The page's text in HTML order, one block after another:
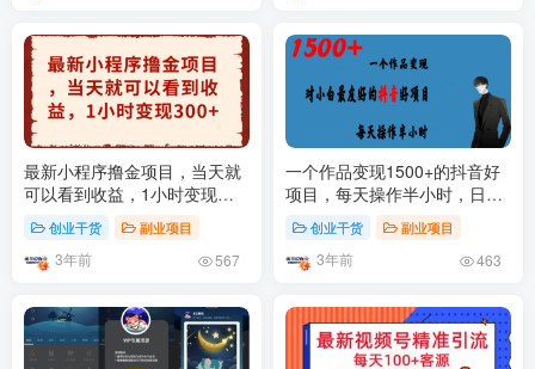
最新小程序撸金项目，当天就
可以看到收益，1小时变现
300+(小程序领钱)
创业干货 副业项目
3年前 567
一个作品变现1500+的抖音好
项目，每天操作半小时，日入
创业干货 副业项目
3年前 463